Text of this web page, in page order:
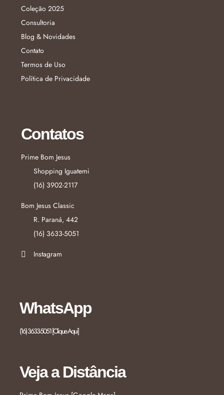
Coleção 2025
Consultoria
Blog & Novidades
Contato
Termos de Uso
Política de Privacidade
Contatos
Prime Bom Jesus
Shopping Iguatemi
(16) 3902-2117
Bom Jesus Classic
R. Paraná, 442
(16) 3633-5051
Instagram
WhatsApp
(16) 3633-5051 [Clique Aqui]
Veja a Distância